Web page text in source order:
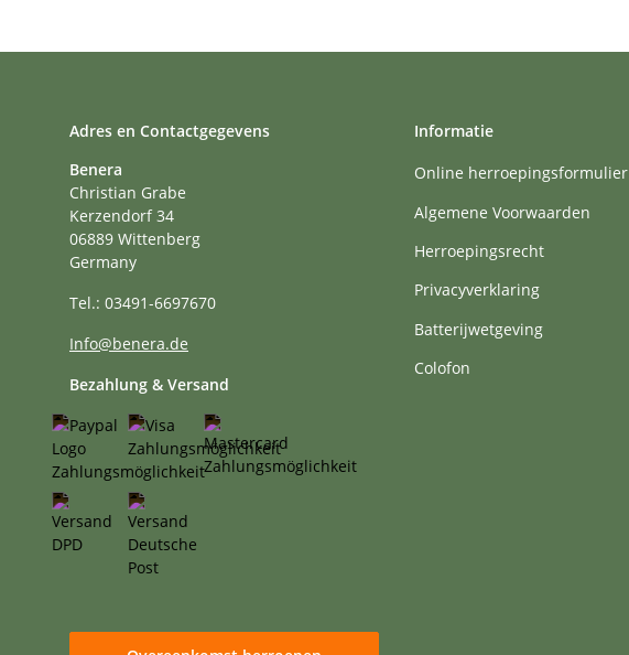
Adres en Contactgegevens
Benera
Christian Grabe
Kerzendorf 34
06889 Wittenberg
Germany
Tel.: 03491-6697670
Info@benera.de
Bezahlung & Versand
Informatie
Online herroepingsformulier
Algemene Voorwaarden
Herroepingsrecht
Privacyverklaring
Batterijwetgeving
Colofon